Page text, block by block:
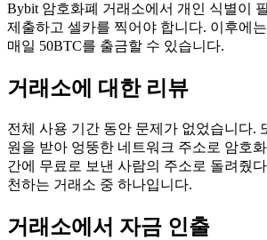
Bybit 암호화폐 거래소에서 개인 식별이
제출하고 셀카를 찍어야 합니다. 이후에
매일 50BTC를 출금할 수 있습니다.
거래소에 대한 리뷰
전체 사용 기간 동안 문제가 없었습니다.
원을 받아 엉뚱한 네트워크 주소로 암호
간에 무료로 보낸 사람의 주소로 돌려줬
천하는 거래소 중 하나입니다.
거래소에서 자금 인출